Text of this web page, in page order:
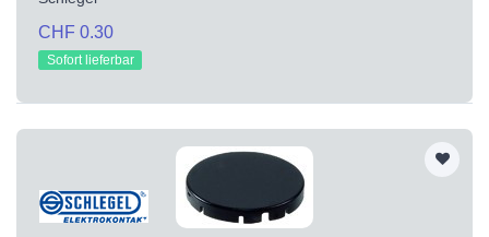
CHF 0.30
Sofort lieferbar